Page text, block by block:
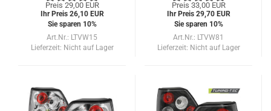
Preis 29,00 EUR
Ihr Preis 26,10 EUR
Sie sparen 10%
Art.Nr.: LTVW15
Lieferzeit: Nicht auf Lager
Preis 33,00 EUR
Ihr Preis 29,70 EUR
Sie sparen 10%
Art.Nr.: LTVW81
Lieferzeit: Nicht auf Lager